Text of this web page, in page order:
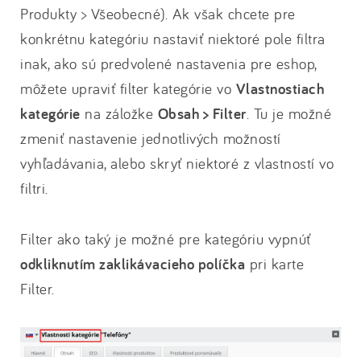
Produkty > Všeobecné). Ak však chcete pre
konkrétnu kategóriu nastaviť niektoré pole filtra
inak, ako sú predvolené nastavenia pre eshop,
môžete upraviť filter kategórie vo Vlastnostiach
kategórie na záložke Obsah > Filter. Tu je možné
zmeniť nastavenie jednotlivých možností
vyhľadávania, alebo skryť niektoré z vlastností vo
filtri.
Filter ako taký je možné pre kategóriu vypnúť
odkliknutím zaklikávacieho políčka pri karte
Filter.